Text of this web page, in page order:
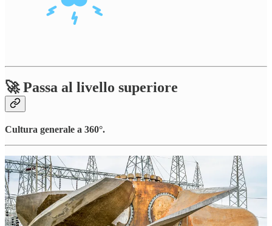
🚀 Passa al livello superiore
Cultura generale a 360°.